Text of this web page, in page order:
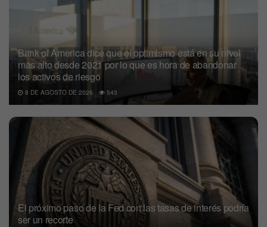
Bank of America dice que el optimismo está en su nivel
más alto desde 2021 por lo que es hora de abandonar
los activos de riesgo
8 DE AGOSTO DE 2026 543
El próximo paso de la Fed con las tasas de interés podría
ser un recorte